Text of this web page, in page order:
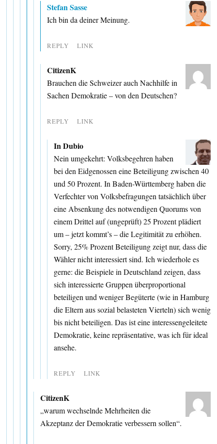
Stefan Sasse
Ich bin da deiner Meinung.
REPLY LINK
CitizenK
Brauchen die Schweizer auch Nachhilfe in
Sachen Demokratie – von den Deutschen?
REPLY LINK
In Dubio
Nein umgekehrt: Volksbegehren haben
bei den Eidgenossen eine Beteiligung zwischen 40
und 50 Prozent. In Baden-Württemberg haben die
Verfechter von Volksbefragungen tatsächlich über
eine Absenkung des notwendigen Quorums von
einem Drittel auf (ungeprüft) 25 Prozent plädiert
um – jetzt kommt’s – die Legitimität zu erhöhen.
Sorry, 25% Prozent Beteiligung zeigt nur, dass die
Wähler nicht interessiert sind. Ich wiederhole es
gerne: die Beispiele in Deutschland zeigen, dass
sich interessierte Gruppen überproportional
beteiligen und weniger Begüterte (wie in Hamburg
die Eltern aus sozial belasteten Vierteln) sich wenig
bis nicht beteiligen. Das ist eine interessengeleitete
Demokratie, keine repräsentative, was ich für ideal
ansehe.
REPLY LINK
CitizenK
„warum wechselnde Mehrheiten die
Akzeptanz der Demokratie verbessern sollen“.